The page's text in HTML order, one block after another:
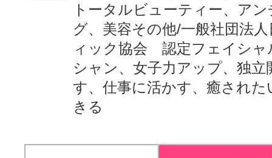
トータルビューティー、ア
グ、美容その他/一般社団法
ィック協会 認定フェイシャ
シャン、女子力アップ、独立
す、仕事に活かす、癒された
きる